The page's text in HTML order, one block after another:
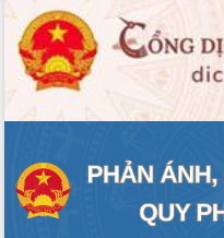
Hội thảo góp ý hồ sơ điều chỉnh quy
hoạch tỉnh Đắk Lắk thời kỳ 2021-2030,
tầm nhìn đến năm 2050
Nâng cao hiệu quả hoạt động của các
doanh nghiệp nhà nước
Hội nghị triển khai kết nối mạng
quan Đảng, Nhà nước
Lễ phát động chuỗi hoạt động chung
tay làm sạch môi trường